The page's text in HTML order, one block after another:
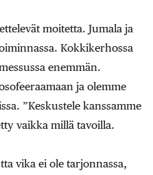
moitetta. Jumala ja
Kokkikerhossa
enemmän.
ja olemme
”Keskustele kanssamme
vaikka millä tavoilla.
vika ei ole tarjonnassa,